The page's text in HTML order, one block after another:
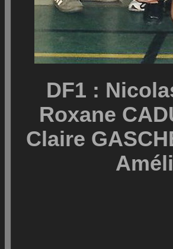
DF1 :
Roxane
Claire